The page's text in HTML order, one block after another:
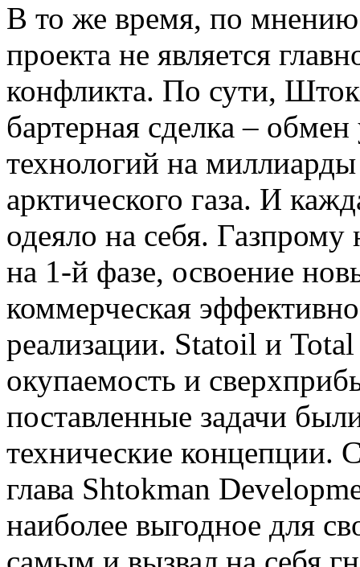
В то же время, по мнению
проекта не является
конфликта. По сути,
бартерная сделка –
технологий на
арктического газа. И
одеяло на себя.
на 1-й фазе, освоение
коммерческая
реализации. Statoil и
окупаемость и
поставленные задачи
технические концепции.
глава Shtokman
наиболее выгодное для